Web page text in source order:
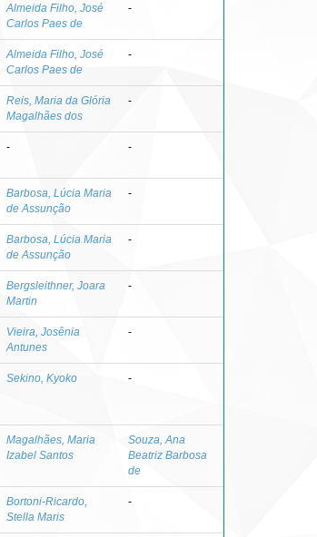
Almeida Filho, José
Carlos Paes de
-
Almeida Filho, José
Carlos Paes de
-
Reis, Maria da Glória
Magalhães dos
-
- -
Barbosa, Lúcia Maria
de Assunção
-
Barbosa, Lúcia Maria
de Assunção
-
Bergsleithner, Joara
Martin
-
Vieira, Josênia
Antunes
-
Sekino, Kyoko -
Magalhães, Maria
Izabel Santos
Souza, Ana
Beatriz Barbosa
de
Bortoni-Ricardo,
Stella Maris
-